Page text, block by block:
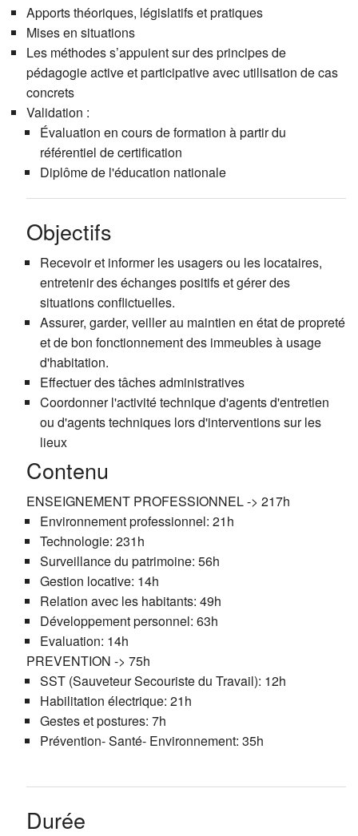
Apports théoriques, législatifs et pratiques
Mises en situations
Les méthodes s’appuient sur des principes de
pédagogie active et participative avec utilisation de cas
concrets
Validation :
Évaluation en cours de formation à partir du
référentiel de certification
Diplôme de l'éducation nationale
Objectifs
Recevoir et informer les usagers ou les locataires,
entretenir des échanges positifs et gérer des
situations conflictuelles.
Assurer, garder, veiller au maintien en état de propreté
et de bon fonctionnement des immeubles à usage
d'habitation.
Effectuer des tâches administratives
Coordonner l'activité technique d'agents d'entretien
ou d'agents techniques lors d'interventions sur les
lieux
Contenu
ENSEIGNEMENT PROFESSIONNEL -> 217h
Environnement professionnel: 21h
Technologie: 231h
Surveillance du patrimoine: 56h
Gestion locative: 14h
Relation avec les habitants: 49h
Développement personnel: 63h
Evaluation: 14h
PREVENTION -> 75h
SST (Sauveteur Secouriste du Travail): 12h
Habilitation électrique: 21h
Gestes et postures: 7h
Prévention- Santé- Environnement: 35h
Durée